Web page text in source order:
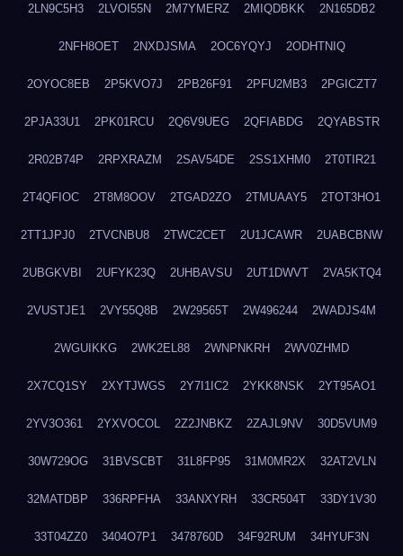
2LN9C5H3 2LVOI55N 2M7YMERZ 2MIQDBKK 2N165DB2
2NFH8OET 2NXDJSMA 2OC6YQYJ 2ODHTNIQ
2OYOC8EB 2P5KVO7J 2PB26F91 2PFU2MB3 2PGICZT7
2PJA33U1 2PK01RCU 2Q6V9UEG 2QFIABDG 2QYABSTR
2R02B74P 2RPXRAZM 2SAV54DE 2SS1XHM0 2T0TIR21
2T4QFIOC 2T8M8OOV 2TGAD2ZO 2TMUAAY5 2TOT3HO1
2TT1JPJ0 2TVCNBU8 2TWC2CET 2U1JCAWR 2UABCBNW
2UBGKVBI 2UFYK23Q 2UHBAVSU 2UT1DWVT 2VA5KTQ4
2VUSTJE1 2VY55Q8B 2W29565T 2W496244 2WADJS4M
2WGUIKKG 2WK2EL88 2WNPNKRH 2WV0ZHMD
2X7CQ1SY 2XYTJWGS 2Y7I1IC2 2YKK8NSK 2YT95AO1
2YV3O361 2YXVOCOL 2Z2JNBKZ 2ZAJL9NV 30D5VUM9
30W729OG 31BVSCBT 31L8FP95 31M0MR2X 32AT2VLN
32MATDBP 336RPFHA 33ANXYRH 33CR504T 33DY1V30
33T04ZZ0 3404O7P1 3478760D 34F92RUM 34HYUF3N